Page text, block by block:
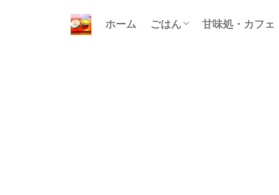
ホーム ごはん 甘味処・カフェ